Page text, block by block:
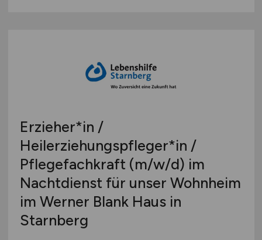
Erzieher*in /
Heilerziehungspfleger*in /
Pflegefachkraft (m/w/d) im
Nachtdienst für unser Wohnheim
im Werner Blank Haus in
Starnberg